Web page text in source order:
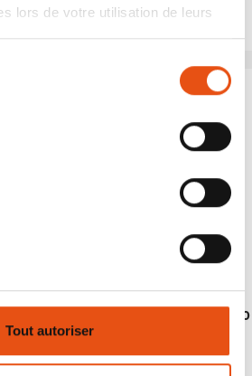
lors de votre utilisation de leurs
Tout autoriser
STICK TOTEM (PAIR)
€64,90